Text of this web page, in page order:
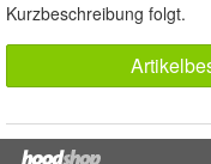
Kurzbeschreibung folgt.